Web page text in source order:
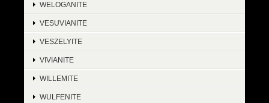
WELOGANITE
VESUVIANITE
VESZELYITE
VIVIANITE
WILLEMITE
WULFENITE